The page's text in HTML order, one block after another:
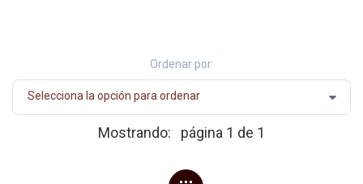
Ordenar por:
Mostrando: página 1 de 1